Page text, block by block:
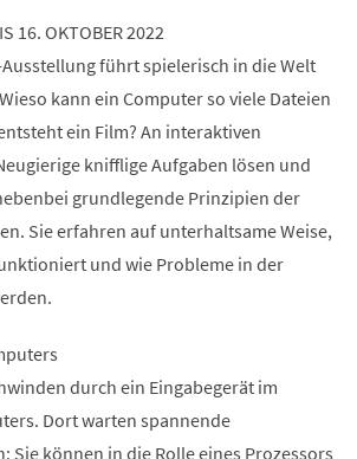
16. OKTOBER 2022
führt spielerisch in die Welt
kann ein Computer so viele Dateien
ein Film? An interaktiven
knifflige Aufgaben lösen und
grundlegende Prinzipien der
Sie erfahren auf unterhaltsame Weise,
und wie Probleme in der
durch ein Eingabegerät im
Dort warten spannende
Sie können in die Rolle eines Prozessors